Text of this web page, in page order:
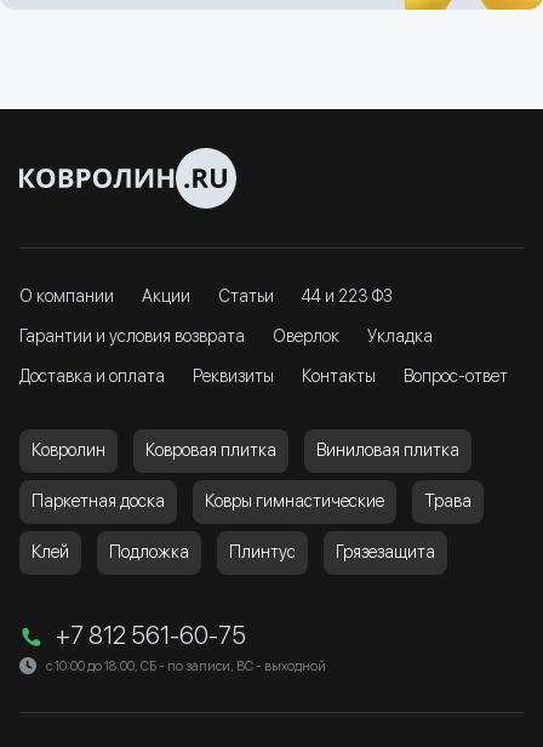
О компании Акции Статьи 44 и 223 ФЗ
Гарантии и условия возврата Оверлок Укладка
Доставка и оплата Реквизиты Контакты Вопрос-ответ
Ковролин Ковровая плитка Виниловая плитка
Паркетная доска Ковры гимнастические Трава
Клей Подложка Плинтус Грязезащита
+7 812 561-60-75
с 10:00 до 18:00, СБ - по записи, ВС - выходной